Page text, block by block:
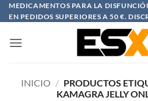
Saltar
al
MEDICAMENTOS PARA LA
EN PEDIDOS SUPERIORES A 50 €.
INICIO / PRODUCTOS
KAMAGRA JELLY